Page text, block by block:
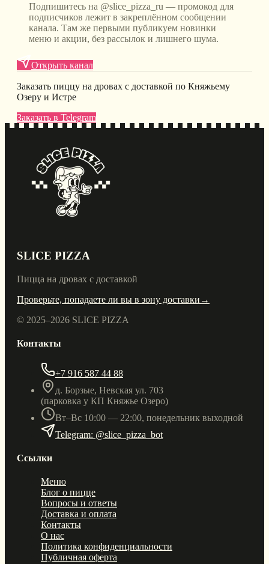
Подпишитесь на @slice_pizza_ru — промокод для
подписчиков лежит в закреплённом сообщении
канала. Там же первыми публикуем новинки
меню и акции, без рассылок и лишнего шума.
Открыть канал
Заказать пиццу на дровах с доставкой по Княжьему
Озеру и Истре
Заказать в Telegram
SLICE PIZZA
Пицца на дровах с доставкой
Проверьте, попадаете ли вы в зону доставки →
© 2025–2026 SLICE PIZZA
Контакты
+7 916 587 44 88
д. Борзые, Невская ул. 703
(парковка у КП Княжье Озеро)
Вт–Вс 10:00 — 22:00, понедельник выходной
Telegram: @slice_pizza_bot
Ссылки
Меню
Блог о пицце
Вопросы и ответы
Доставка и оплата
Контакты
О нас
Политика конфиденциальности
Публичная оферта